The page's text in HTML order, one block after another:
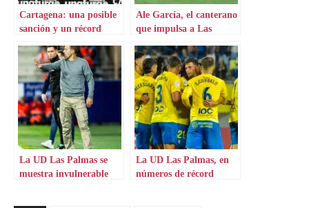
Cartagena: una posible
sanción y un récord
Ale García, el canterano
que impulsa a Las
La UD Las Palmas se
muestra invulnerable
La UD Las Palmas, en
números de récord